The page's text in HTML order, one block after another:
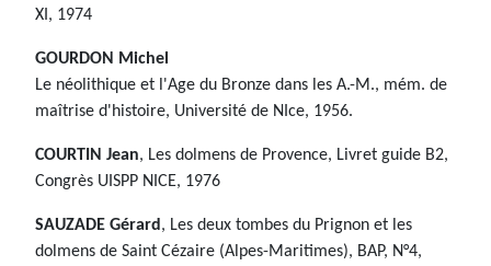
XI, 1974
GOURDON Michel
Le néolithique et l'Age du Bronze dans les A.-M., mém. de
maîtrise d'histoire, Université de NIce, 1956.
COURTIN Jean, Les dolmens de Provence, Livret guide B2,
Congrès UISPP NICE, 1976
SAUZADE Gérard, Les deux tombes du Prignon et les
dolmens de Saint Cézaire (Alpes-Maritimes), BAP, N°4,